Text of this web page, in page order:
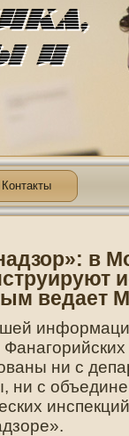
Контакты
в
ведает
ни с
ни с